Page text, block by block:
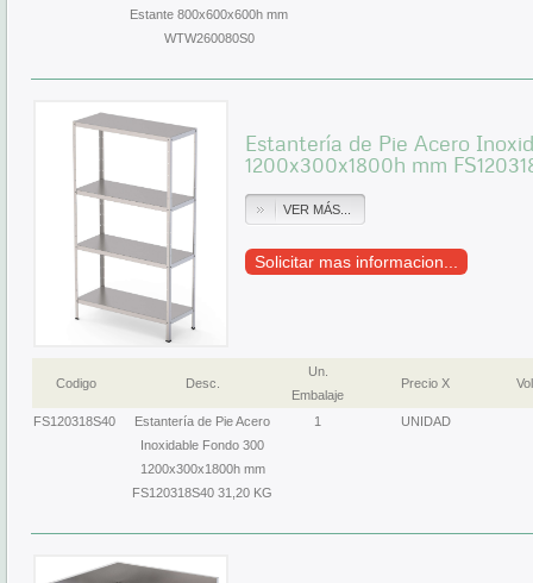
Estante 800x600x600h mm
WTW260080S0
Estantería de Pie Acero
1200x300x1800h mm
VER MÁS...
Solicitar mas informacion...
Codigo Desc.
Un.
Embalaje
Precio X
FS120318S40
Estantería de Pie Acero
Inoxidable Fondo 300
1200x300x1800h mm
FS120318S40 31,20 KG
1 UNIDAD